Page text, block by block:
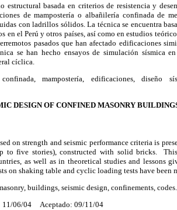
estructural basada en criterios de resistencia y
de mampostería o albañilería confinada de
con ladrillos sólidos. La técnica se encuentra
en el Perú y otros países, así como en estudios
pasados que han afectado edificaciones
se han hecho ensayos de simulación sísmica en
cíclica.
mampostería, edificaciones, diseño
DESIGN OF CONFINED MASONRY
on strength and seismic performance criteria is
to five stories), constructed with solid bricks.
as well as in theoretical studies and lessons
on shaking table and cyclic loading tests have been
buildings, seismic design, confinements, codes.
06/04 Aceptado: 09/11/04